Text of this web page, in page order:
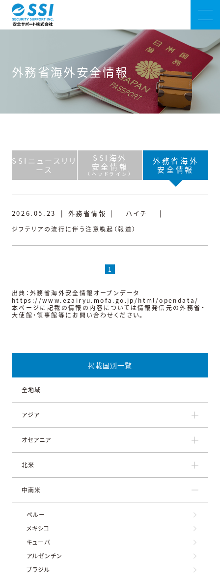
外務省海外安全情報
SSIニュースリリ
ース
SSI海外
安全情報
（ヘッドライン）
外務省海外
安全情報
2026.05.23 | 外務省情報 | ハイチ |
ジフテリアの流行に伴う注意喚起（報道）
1
出典：外務省海外安全情報オープンデータ
https://www.ezairyu.mofa.go.jp/html/opendata/
本ページに記載の情報の内容については情報発信元の外務省・
大使館・領事館等にお問い合わせください。
掲載国別一覧
全地域
アジア
オセアニア
北米
中南米
ペルー
メキシコ
キューバ
アルゼンチン
ブラジル